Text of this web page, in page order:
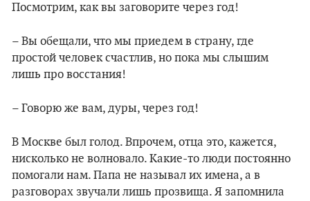
Посмотрим, как вы заговорите через год!
– Вы обещали, что мы приедем в страну, где
простой человек счастлив, но пока мы слышим
лишь про восстания!
– Говорю же вам, дуры, через год!
В Москве был голод. Впрочем, отца это, кажется,
нисколько не волновало. Какие-то люди постоянно
помогали нам. Папа не называл их имена, а в
разговорах звучали лишь прозвища. Я запомнила